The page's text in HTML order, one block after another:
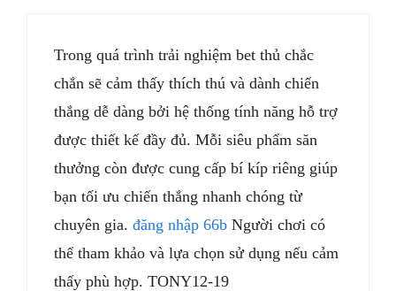
Trong quá trình trải nghiệm bet thủ chắc
chắn sẽ cảm thấy thích thú và dành chiến
thắng dễ dàng bởi hệ thống tính năng hỗ trợ
được thiết kế đầy đủ. Mỗi siêu phẩm săn
thưởng còn được cung cấp bí kíp riêng giúp
bạn tối ưu chiến thắng nhanh chóng từ
chuyên gia. đăng nhập 66b Người chơi có
thể tham khảo và lựa chọn sử dụng nếu cảm
thấy phù hợp. TONY12-19